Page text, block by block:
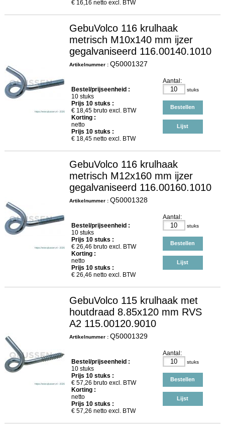
€ 16,16 netto excl. BTW
GebuVolco 116 krulhaak
metrisch M10x140 mm ijzer
gegalvaniseerd 116.00140.1010
Artikelnummer : Q50001327
Bestel/prijseenheid :
10 stuks
Prijs 10stuks :
€ 18,45bruto excl. BTW
Korting :
netto
Prijs 10stuks :
€ 18,45netto excl. BTW
Aantal:
stuks
Bestellen
Lijst
GebuVolco 116 krulhaak
metrisch M12x160 mm ijzer
gegalvaniseerd 116.00160.1010
Artikelnummer : Q50001328
Bestel/prijseenheid :
10 stuks
Prijs 10stuks :
€ 26,46 bruto excl. BTW
Korting :
netto
Prijs 10stuks :
€ 26,46 netto excl. BTW
Aantal:
stuks
Bestellen
Lijst
GebuVolco 115 krulhaak met
houtdraad 8.85x120 mm RVS
A2 115.00120.9010
Artikelnummer : Q50001329
Bestel/prijseenheid :
10 stuks
Prijs 10stuks :
€ 57,26 bruto excl. BTW
Korting :
netto
Prijs 10stuks :
€ 57,26 netto excl. BTW
Aantal:
stuks
Bestellen
Lijst